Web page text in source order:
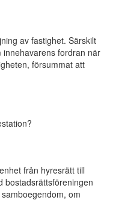
av fastighet. Särskilt
fordran när
försummat att
från hyresrätt till
bostadsrättsföreningen
om